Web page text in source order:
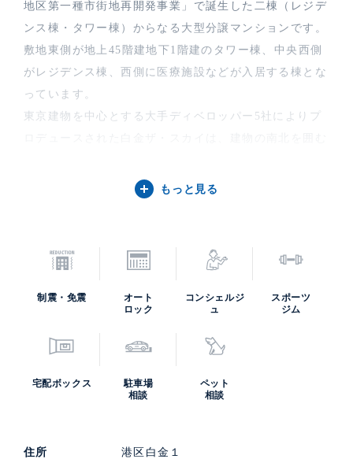
地区第一種市街地再開発事業」で誕生した二棟（レジデ
ンス棟・タワー棟）からなる大型分譲マンションです。
敷地東側が地上45階建地下1階建のタワー棟、中央西側
がレジデンス棟、西側に医療施設などが入居する棟とな
っています。
東京建物を中心とする大手ディベロッパー5社によりプ
子育て支援施設とし、賑わいと落ち着いた生活環境を両
居室部分では二重床・二重天井、そして防音サッシ・乾
式耐火遮音壁の採用により落ち着いた生活環境の構築を
推進。近年の大型開発で注目されている非常用発電機も
共用部に備えており、災害時の対応も考えた造りとなっ
ています。 白金ザ・スカイでは「世代を超え、世界に
誇れる」をコンセプトとしたデザインを内装・共用部に
あつらえており、水と光を用いた趣向のエントランスホ
ールなど、モダン且つ普遍的なデザインにそれを感じる
白金ザ・スカイの中古住宅購入・賃貸・売却査定などの
もっと見る
制震・免震
オート
ロック
コンシェルジ
ュ
スポーツ
ジム
宅配ボックス
駐車場
相談
ペット
相談
住所 港区白金１